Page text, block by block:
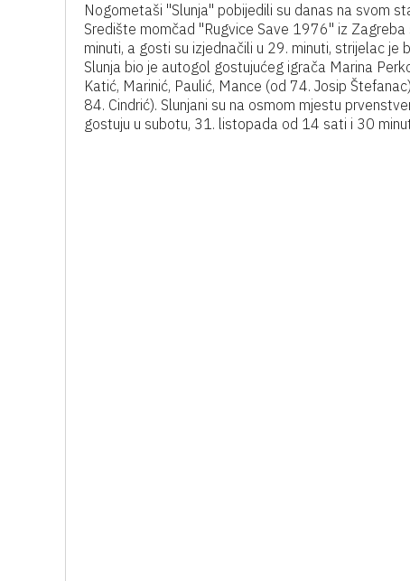
Nogometaši "Slunja" pobijedili su danas na svom
Središte momčad "Rugvice Save 1976" iz
minuti, a gosti su izjednačili u 29. minuti, strijelac
Slunja bio je autogol gostujućeg igrača Marina
Katić, Marinić, Paulić, Mance (od 74. Josip
84. Cindrić). Slunjani su na osmom mjestu
gostuju u subotu, 31. listopada od 14 sati i 30